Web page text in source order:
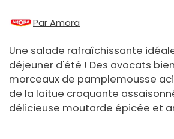
Par Amora
Une salade rafraîchissante
déjeuner d'été ! Des avocats
morceaux de pamplemousse
de la laitue croquante
délicieuse moutarde épicée et